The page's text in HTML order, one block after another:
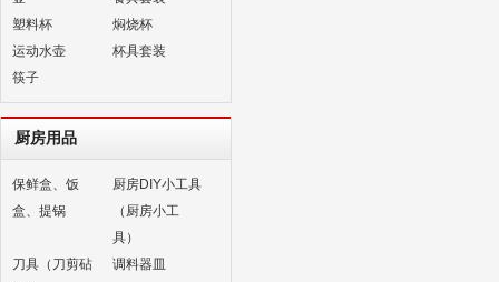
塑料杯
焖烧杯
运动水壶
杯具套装
筷子
厨房用品
保鲜盒、饭
盒、提锅
厨房DIY小工具
（厨房小工
具）
刀具（刀剪砧
调料器皿